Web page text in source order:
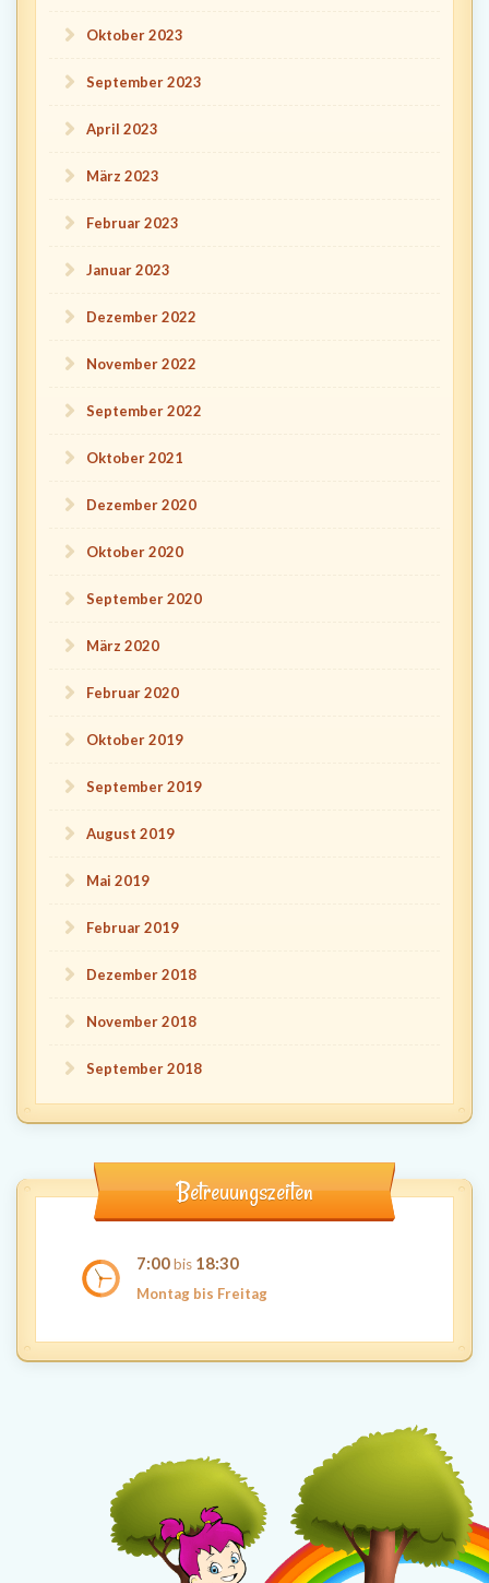
Oktober 2023
September 2023
April 2023
März 2023
Februar 2023
Januar 2023
Dezember 2022
November 2022
September 2022
Oktober 2021
Dezember 2020
Oktober 2020
September 2020
März 2020
Februar 2020
Oktober 2019
September 2019
August 2019
Mai 2019
Februar 2019
Dezember 2018
November 2018
September 2018
Betreuungszeiten
7:00bis 18:30
Montag bis Freitag